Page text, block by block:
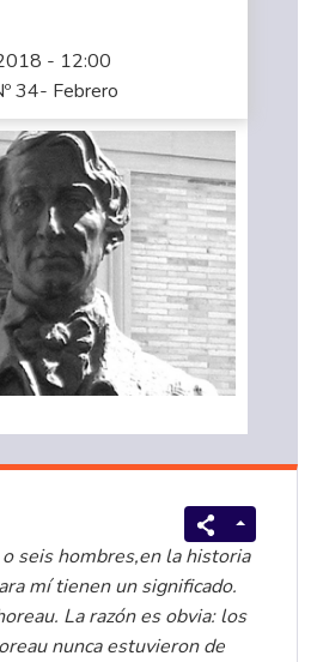
- 12:00
34- Febrero
o seis hombres,en la historia
mí tienen un significado.
La razón es obvia: los
nunca estuvieron de